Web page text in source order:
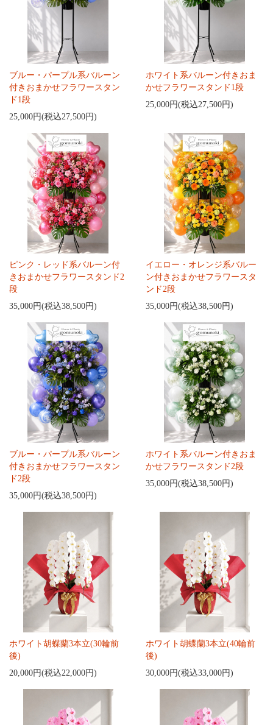
ブルー・パープル系バルーン
付きおまかせフラワースタン
ド1段
25,000円(税込27,500円)
ホワイト系バルーン付きおま
かせフラワースタンド1段
25,000円(税込27,500円)
ピンク・レッド系バルーン付
きおまかせフラワースタンド2
段
35,000円(税込38,500円)
イエロー・オレンジ系バルー
ン付きおまかせフラワースタ
ンド2段
35,000円(税込38,500円)
ブルー・パープル系バルーン
付きおまかせフラワースタン
ド2段
35,000円(税込38,500円)
ホワイト系バルーン付きおま
かせフラワースタンド2段
35,000円(税込38,500円)
ホワイト胡蝶蘭3本立(30輪前
後)
20,000円(税込22,000円)
ホワイト胡蝶蘭3本立(40輪前
後)
30,000円(税込33,000円)